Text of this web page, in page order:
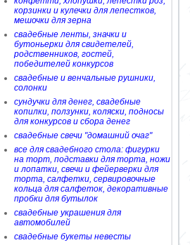
корзинки и кулечки для лепестков,
мешочки для зерна
свадебные ленты, значки и
бутоньерки для свидетелей,
родственников, гостей,
победителей конкурсов
свадебные и венчальные рушники,
солонки
сундучки для денег, свадебные
копилки, ползунки, коляски, подносы
для конкурсов и сбора денег
свадебные свечи "домашний очаг"
все для свадебного стола: фигурки
на торт, подставки для торта, ножи
и лопатки, свечи и фейерверки для
торта, салфетки, сервировочные
кольца для салфеток, декоративные
пробки для бутылок
свадебные украшения для
автомобилей
свадебные букеты невесты